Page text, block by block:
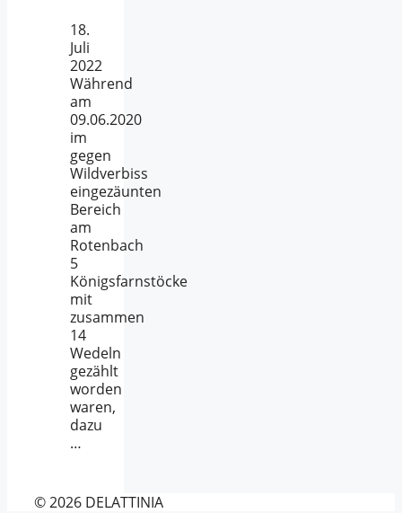
18.
Juli
2022
Während
am
09.06.2020
im
gegen
Wildverbiss
eingezäunten
Bereich
am
Rotenbach
5
Königsfarnstöcke
mit
zusammen
14
Wedeln
gezählt
worden
waren,
dazu
…
© 2026 DELATTINIA